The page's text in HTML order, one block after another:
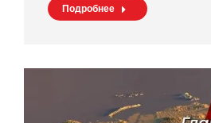
Подробнее